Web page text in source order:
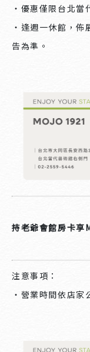
・優惠僅限台北當
・逢週一休館，
告為準。
持老爺會館房卡享
注意事項：
・營業時間依店家